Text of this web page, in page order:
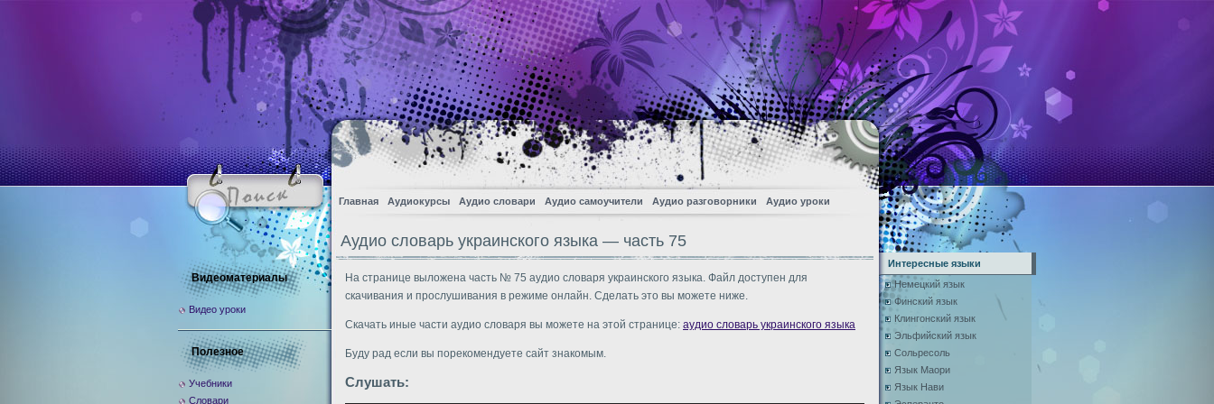
Главная Аудиокурсы Аудио словари Аудио самоучители Аудио разговорники Аудио уроки
Аудио словарь украинского языка — часть 75
На странице выложена часть № 75 аудио словаря украинского языка. Файл доступен для
скачивания и прослушивания в режиме онлайн. Сделать это вы можете ниже.
Скачать иные части аудио словаря вы можете на этой странице: аудио словарь украинского языка
Буду рад если вы порекомендуете сайт знакомым.
Слушать:
Видеоматериалы
Видео уроки
Полезное
Учебники
Словари
Интересные языки
Немецкий язык
Финский язык
Клингонский язык
Эльфийский язык
Сольресоль
Язык Маори
Язык Нави